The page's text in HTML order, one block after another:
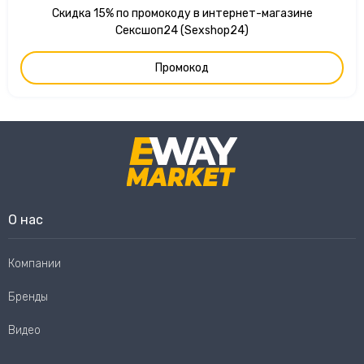
Скидка 15% по промокоду в интернет-магазине
Сексшоп24 (Sexshop24)
Промокод
О нас
Компании
Бренды
Видео